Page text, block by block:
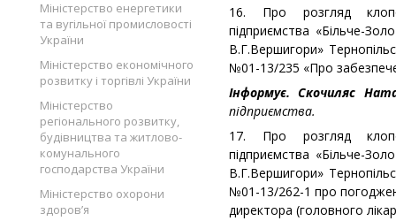
Міністерство енергетики
та вугільної промисловості
України
Міністерство економічного
розвитку і торгівлі України
Міністерство
регіонального розвитку,
будівництва та житлово-
комунального
господарства України
Міністерство охорони
здоров’я
16. Про розгляд
підприємства «Більче-
В.Г.Вершигори»
№01-13/235 «Про
Інформує. Скочиляс
підприємства.
17. Про розгляд
підприємства «Більче-
В.Г.Вершигори»
№01-13/262-1 про
директора (головного